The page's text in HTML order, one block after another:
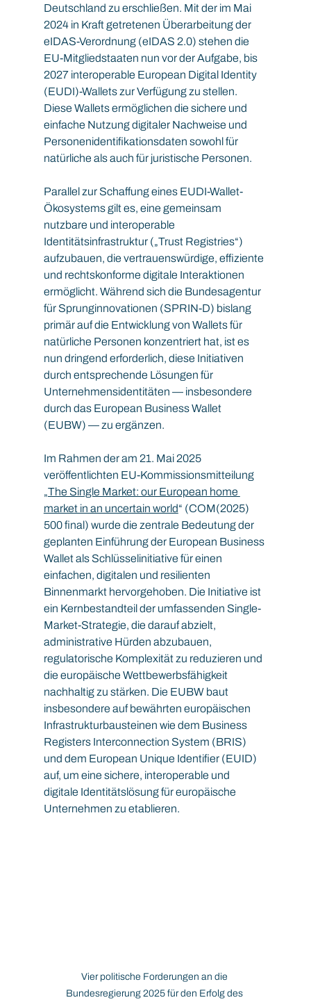
Deutschland zu erschließen. Mit der im Mai
2024 in Kraft getretenen Überarbeitung der
eIDAS-Verordnung (eIDAS 2.0) stehen die
EU-Mitgliedstaaten nun vor der Aufgabe, bis
2027 interoperable European Digital Identity
(EUDI)-Wallets zur Verfügung zu stellen.
Diese Wallets ermöglichen die sichere und
einfache Nutzung digitaler Nachweise und
Personenidentifikationsdaten sowohl für
natürliche als auch für juristische Personen.
Parallel zur Schaffung eines EUDI-Wallet-
Ökosystems gilt es, eine gemeinsam
nutzbare und interoperable
Identitätsinfrastruktur („Trust Registries“)
aufzubauen, die vertrauenswürdige, effiziente
und rechtskonforme digitale Interaktionen
ermöglicht. Während sich die Bundesagentur
für Sprunginnovationen (SPRIN-D) bislang
primär auf die Entwicklung von Wallets für
natürliche Personen konzentriert hat, ist es
nun dringend erforderlich, diese Initiativen
durch entsprechende Lösungen für
Unternehmensidentitäten — insbesondere
durch das European Business Wallet
(EUBW) — zu ergänzen.
Im Rahmen der am 21. Mai 2025
veröffentlichten EU-Kommissionsmitteilung
„The Single Market: our European home
market in an uncertain world“ (COM(2025)
500 final) wurde die zentrale Bedeutung der
geplanten Einführung der European Business
Wallet als Schlüsselinitiative für einen
einfachen, digitalen und resilienten
Binnenmarkt hervorgehoben. Die Initiative ist
ein Kernbestandteil der umfassenden Single-
Market-Strategie, die darauf abzielt,
administrative Hürden abzubauen,
regulatorische Komplexität zu reduzieren und
die europäische Wettbewerbsfähigkeit
nachhaltig zu stärken. Die EUBW baut
insbesondere auf bewährten europäischen
Infrastrukturbausteinen wie dem Business
Registers Interconnection System (BRIS)
und dem European Unique Identifier (EUID)
auf, um eine sichere, interoperable und
digitale Identitätslösung für europäische
Unternehmen zu etablieren.
Vier politische Forderungen an die
Bundesregierung 2025 für den Erfolg des